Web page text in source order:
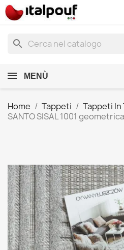
search
MENÙ
Home Tappeti Tappeti In
SANTO SISAL 1001